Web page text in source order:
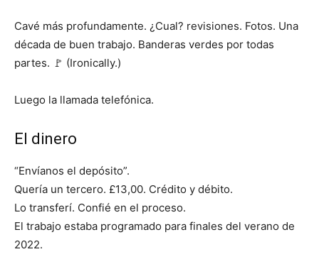
Cavé más profundamente. ¿Cual? revisiones. Fotos. Una
década de buen trabajo. Banderas verdes por todas
partes. 🚩 (Ironically.)
Luego la llamada telefónica.
El dinero
“Envíanos el depósito”.
Quería un tercero. £13,00. Crédito y débito.
Lo transferí. Confié en el proceso.
El trabajo estaba programado para finales del verano de
2022.